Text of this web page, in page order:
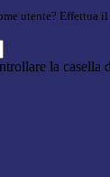
utente? Effettua il
la casella